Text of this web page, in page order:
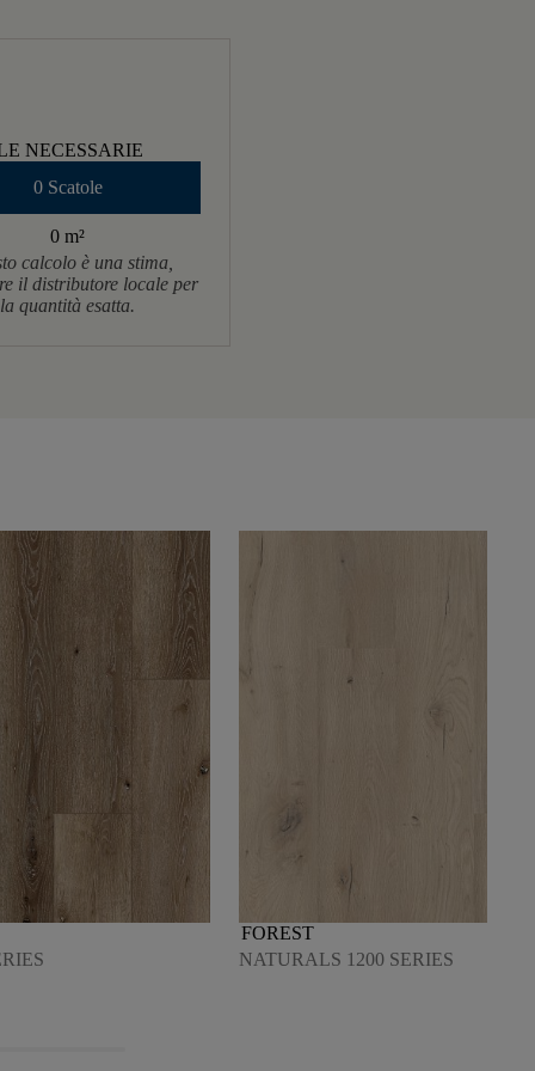
NECESSARIE
0 Scatole
0 m²
calcolo è una stima,
il distributore locale per
la quantità esatta.
FOREST
NATURALS 1200 SERIES